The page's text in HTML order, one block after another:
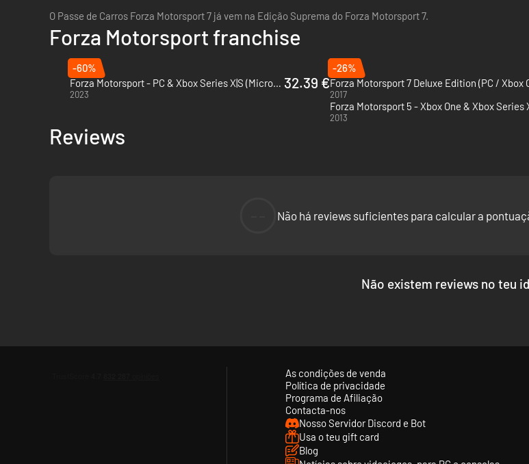
O Passe de Carros Forza Motorsport 7 já vem na Edição Suprema do Forza Motorsport 7.
Forza Motorsport franchise
-60%
Forza Motorsport - PC & Xbox Series X|S (Microsoft Store)
2023
32.39 €
-26%
2017
Forza Motorsport 5 - Xbox One & Xbox Series
2013
Reviews
Não há reviews suficientes para calcular a
Não existem reviews no teu
As condições de venda
Política de privacidade
Programa de Afiliação
Contacta-nos
Nosso Servidor Discord e Bot
Usa o teu gift card
Blog